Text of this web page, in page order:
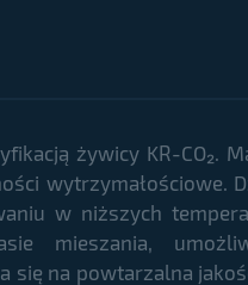
żywicy KR-CO₂.
wytrzymałościowe.
w niższych
mieszania,
się na powtarzalna